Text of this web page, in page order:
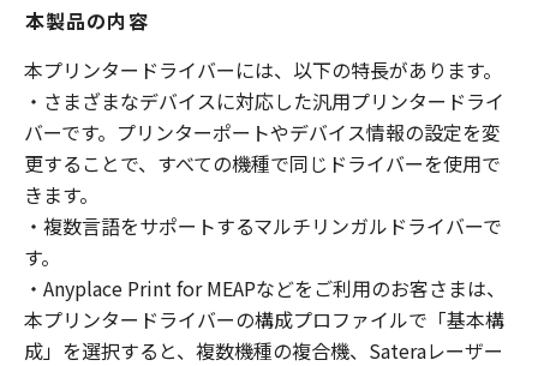
本製品の内容
本プリンタードライバーには、以下の特長があります。
・さまざまなデバイスに対応した汎用プリンタードライ
バーです。プリンターポートやデバイス情報の設定を変
更することで、すべての機種で同じドライバーを使用で
きます。
・複数言語をサポートするマルチリンガルドライバーで
す。
・Anyplace Print for MEAPなどをご利用のお客さまは、
本プリンタードライバーの構成プロファイルで「基本構
成」を選択すると、複数機種の複合機、Sateraレーザー